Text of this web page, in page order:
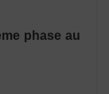
phase au